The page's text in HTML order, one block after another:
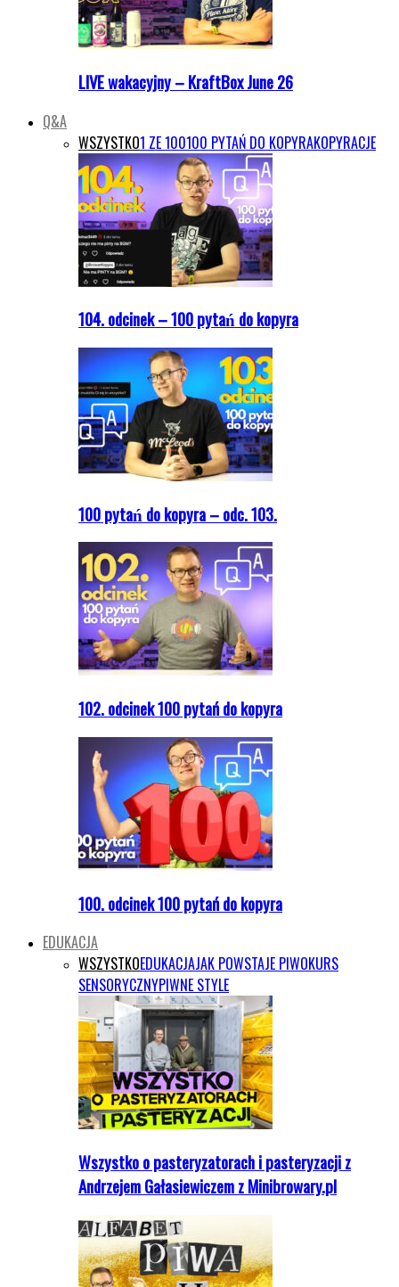
LIVE wakacyjny – KraftBox June 26
Q&A
WSZYSTKO1 ZE 100100 PYTAŃ DO KOPYRAKOPYRACJE
104. odcinek – 100 pytań do kopyra
100 pytań do kopyra – odc. 103.
102. odcinek 100 pytań do kopyra
100. odcinek 100 pytań do kopyra
EDUKACJA
WSZYSTKOEDUKACJAJAK POWSTAJE PIWOKURS
SENSORYCZNYPIWNE STYLE
Wszystko o pasteryzatorach i pasteryzacji z
Andrzejem Gałasiewiczem z Minibrowary.pl